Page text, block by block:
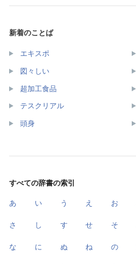
新着のことば
エキスポ
図々しい
超加工食品
テスクリアル
頭身
すべての辞書の索引
あ い う え お
さ し す せ そ
な に ぬ ね の